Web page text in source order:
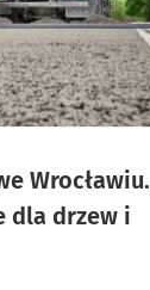
Wrocławiu.
dla drzew i